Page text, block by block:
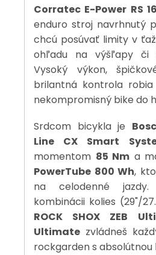
Corratec E-Power RS
enduro stroj navrhnutý
chcú posúvať limity v
ohľadu na výšľapy či
Vysoký výkon,
brilantná kontrola
nekompromisný bike do
Srdcom bicykla je
Line CX Smart
momentom 85 Nm a
PowerTube 800 Wh,
na celodenné
kombinácii kolies (29"/
ROCK SHOX ZEB
Ultimate zvládneš
rockgarden s absolútnou